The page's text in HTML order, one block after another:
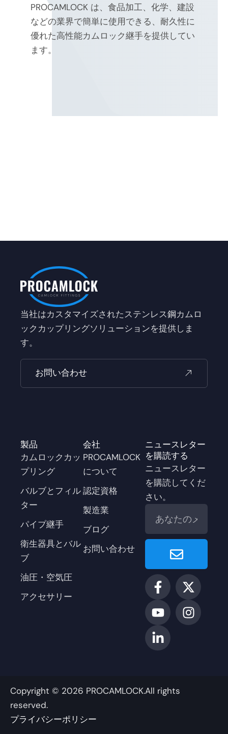
level optimization
PROCAMLOCK は、食品加工、化学、建設
などの業界で簡単に使用できる、耐久性に
優れた高性能カムロック継手を提供してい
ます。
当社はカスタマイズされたステンレス鋼カムロ
ックカップリングソリューションを提供しま
す。
お問い合わせ
製品
カムロックカッ
プリング
バルブとフィル
ター
パイプ継手
衛生器具とバル
ブ
油圧・空気圧
アクセサリー
会社
PROCAMLOCK
について
認定資格
製造業
ブログ
お問い合わせ
ニュースレター
を購読する
ニュースレター
を購読してくだ
さい。
メ
Enviar
F
a
c
e
b
o
o
f
X
ツ
イ
ッ
タ
ユ
ー
チ
ュ
ー
ブ
イ
ン
ス
タ
グ
リ
ン
ク
ト
イ
ン
Copyright © 2026 PROCAMLOCK.All rights
reserved.
プライバシーポリシー